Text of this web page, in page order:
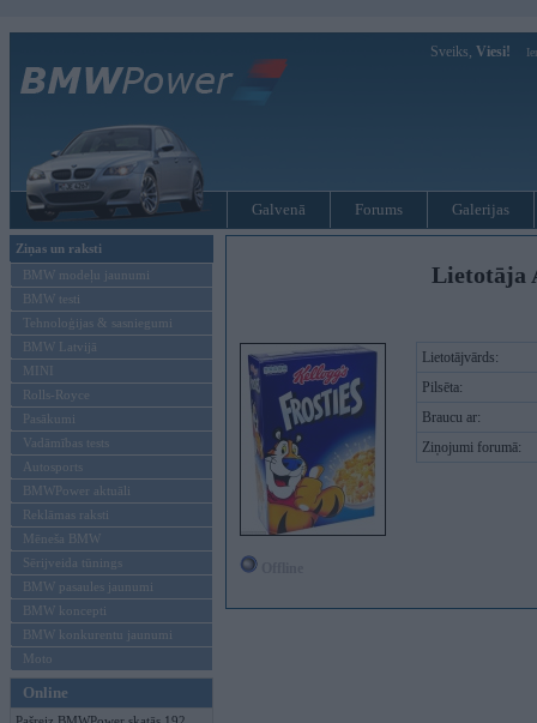
Sveiks, Viesi!
Galvenā Forums Galerijas
Ziņas un raksti
BMW modeļu jaunumi
BMW testi
Tehnoloģijas & sasniegumi
BMW Latvijā
MINI
Rolls-Royce
Pasākumi
Vadāmības tests
Autosports
BMWPower aktuāli
Reklāmas raksti
Mēneša BMW
Sērijveida tūnings
BMW pasaules jaunumi
BMW koncepti
BMW konkurentu jaunumi
Moto
Online
Lietotāja
Lietotājvārds:
Pilsēta:
Braucu ar:
Ziņojumi forumā: